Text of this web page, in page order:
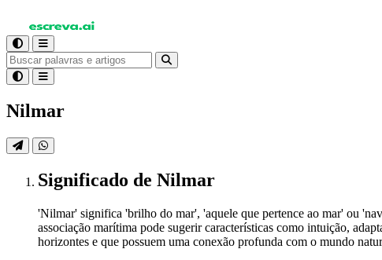
Nilmar
Significado de Nilmar
'Nilmar' significa 'brilho do mar', 'aquele que pertence ao mar' ou
associação marítima pode sugerir características como intuição,
horizontes e que possuem uma conexão profunda com o mundo